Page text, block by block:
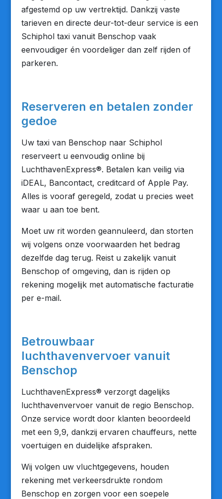
afgestemd op uw vertrektijd. Dankzij vaste
tarieven en directe deur-tot-deur service is een
Schiphol taxi vanuit Benschop vaak
eenvoudiger én voordeliger dan zelf rijden of
parkeren.
Reserveren en betalen zonder
gedoe
Uw taxi van Benschop naar Schiphol
reserveert u eenvoudig online bij
LuchthavenExpress®. Betalen kan veilig via
iDEAL, Bancontact, creditcard of Apple Pay.
Alles is vooraf geregeld, zodat u precies weet
waar u aan toe bent.
Moet uw rit worden geannuleerd, dan storten
wij volgens onze voorwaarden het bedrag
dezelfde dag terug. Reist u zakelijk vanuit
Benschop of omgeving, dan is rijden op
rekening mogelijk met automatische facturatie
per e-mail.
Betrouwbaar
luchthavenvervoer vanuit
Benschop
LuchthavenExpress® verzorgt dagelijks
luchthavenvervoer vanuit de regio Benschop.
Onze service wordt door klanten beoordeeld
met een 9,9, dankzij ervaren chauffeurs, nette
voertuigen en duidelijke afspraken.
Wij volgen uw vluchtgegevens, houden
rekening met verkeersdrukte rondom
Benschop en zorgen voor een soepele